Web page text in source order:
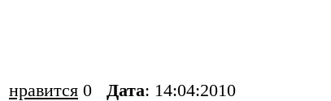
нравится 0 Дата: 14:04:2010